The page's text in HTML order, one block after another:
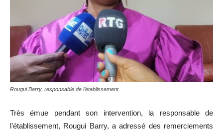
Rougui Barry, responsable de l’établissement.
Très émue pendant son intervention, la responsable de
l’établissement, Rougui Barry, a adressé des remerciements